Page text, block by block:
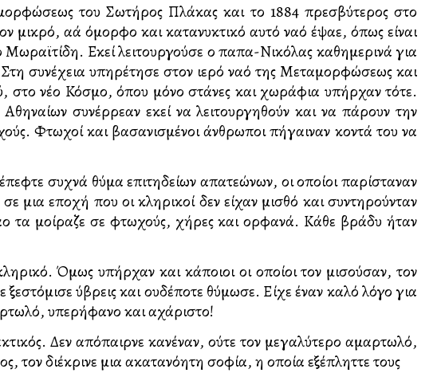
του Σωτήρος Πλάκας και το 1884 πρεσβύτερος στο
αλλά όμορφο και κατανυκτικό αυτό ναό έψαλλε, όπως είναι
Εκεί λειτουργούσε ο παπα-Νικόλας καθημερινά για
συνέχεια υπηρέτησε στον ιερό ναό της Μεταμορφώσεως και
στο νέο Κόσμο, όπου μόνο στάνες και χωράφια υπήρχαν τότε.
συνέρρεαν εκεί να λειτουργηθούν και να πάρουν την
Φτωχοί και βασανισμένοι άνθρωποι πήγαιναν κοντά του να
συχνά θύμα επιτηδείων απατεώνων, οι οποίοι παρίσταναν
εποχή που οι κληρικοί δεν είχαν μισθό και συντηρούνταν
τα μοίραζε σε φτωχούς, χήρες και ορφανά. Κάθε βράδυ ήταν
Όμως υπήρχαν και κάποιοι οι οποίοι τον μισούσαν, τον
ύβρεις και ουδέποτε θύμωσε. Είχε έναν καλό λόγο για
υπερήφανο και αχάριστο!
Δεν απόπαιρνε κανέναν, ούτε τον μεγαλύτερο αμαρτωλό,
τον διέκρινε μια ακατανόητη σοφία, η οποία εξέπληττε τους